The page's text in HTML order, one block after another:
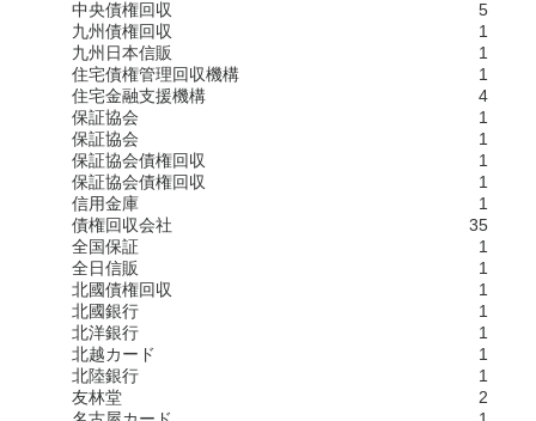
中央債権回収
5
九州債権回収
1
九州日本信販
1
住宅債権管理回収機構
1
住宅金融支援機構
4
保証協会
1
保証協会
1
保証協会債権回収
1
保証協会債権回収
1
信用金庫
1
債権回収会社
35
全国保証
1
全日信販
1
北國債権回収
1
北國銀行
1
北洋銀行
1
北越カード
1
北陸銀行
1
友林堂
2